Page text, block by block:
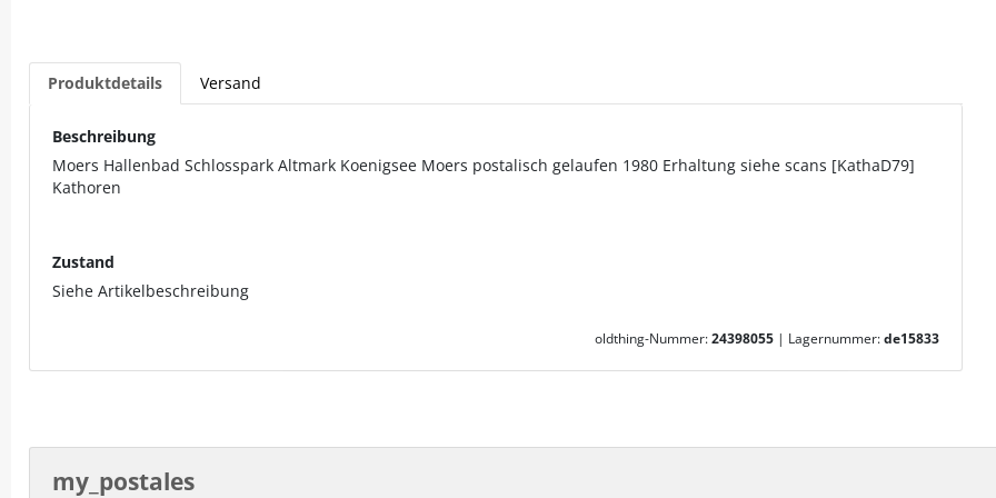
Produktdetails Versand
Beschreibung
Moers Hallenbad Schlosspark Altmark Koenigsee Moers postalisch gelaufen 1980 Erhaltung siehe scans [KathaD79]
Kathoren
Zustand
Siehe Artikelbeschreibung
oldthing-Nummer:24398055 | Lagernummer:de15833
my_postales